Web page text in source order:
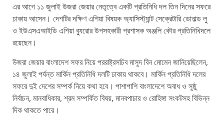
এর আগে ১১ জুলাই উজরা জেয়ার নেতৃত্বে একটি প্রতিনিধি দল তিন দিনের সফরে
ঢাকায় আসেন। দেশটির দক্ষিণ এশিয়া বিষয়ক অ্যাসিস্ট্যান্ট সেক্রেটারি ডোনাল্ড লু
ও ইউএসএআইডি এশিয়া ব্যুরোর উপসহকারী প্রশাসক অঞ্জলি কৌর প্রতিনিধিদলে
রয়েছেন।
উজরা জেয়ার বাংলাদেশ সফর নিয়ে পররাষ্ট্রসচিব মাসুদ বিন মোমেন জানিয়েছিলেন,
১৪ জুলাই পর্যন্ত মার্কিন প্রতিনিধি দলটি ঢাকায় থাকবে। মার্কিন প্রতিনিধি দলের
সফরে দুই দেশের সম্পর্ক নিয়ে কথা হবে। পাশাপাশি বাংলাদেশে অবাধ ও সুষ্ঠু
নির্বাচন, মানবাধিকার, শ্রম সম্পর্কিত বিষয়, মানবপাচার ও রোহিঙ্গা সংকটসহ বিভিন্ন
দিক থাকতে পারে।